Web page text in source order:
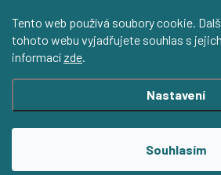
Tento web používá soubory cookie.
tohoto webu vyjadřujete souhlas s
informací zde.
Nastavení
Souhlasím
Instagram
Shoptet.cz
Upravit nastavení